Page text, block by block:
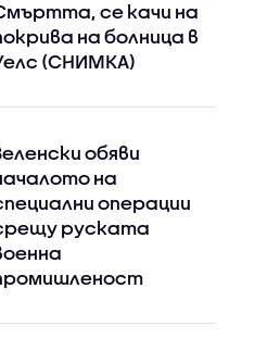
се качи на
на болница в
(СНИМКА)
обяви
на
операции
руската